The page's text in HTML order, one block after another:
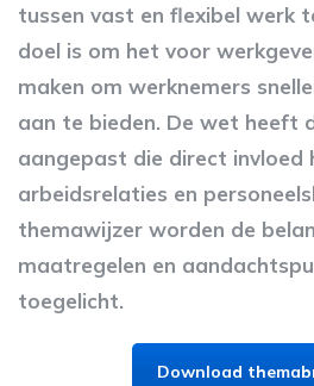
tussen vast en flexibel werk
doel is om het voor
maken om werknemers
aan te bieden. De wet heeft
aangepast die direct invloed
arbeidsrelaties en
themawijzer worden de
maatregelen en
toegelicht.
Download